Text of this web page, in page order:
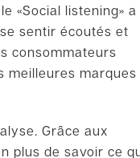
«Social listening» a
sentir écoutés et
consommateurs
meilleures marques
. Grâce aux
plus de savoir ce